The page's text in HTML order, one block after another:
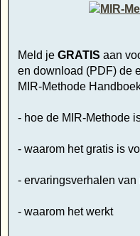
Meld je GRATIS aan
en download (PDF) de
MIR-Methode
- hoe de MIR-Methode
- waarom het gratis is
- ervaringsverhalen van
- waarom het werkt